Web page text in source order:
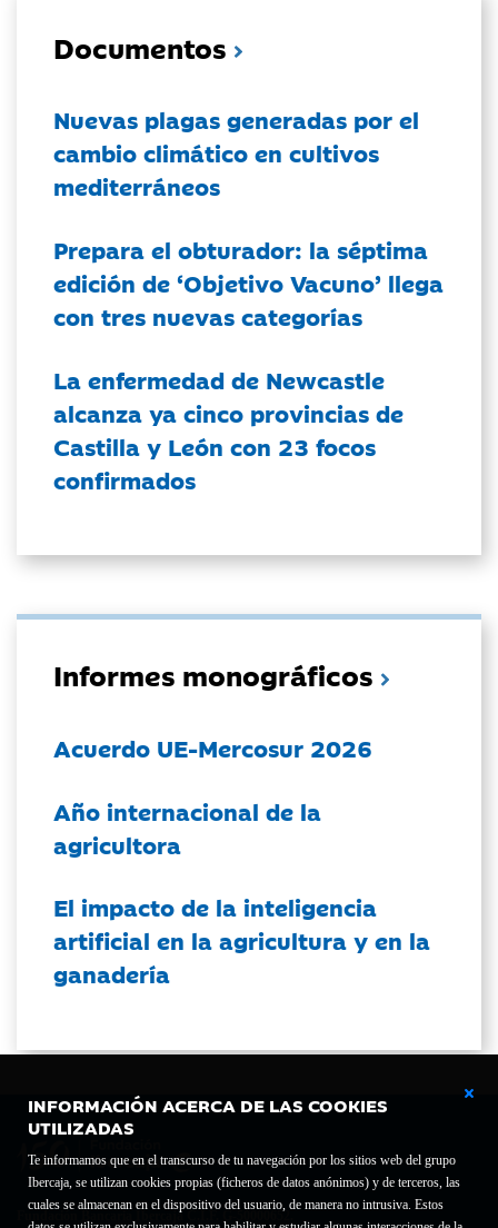
INFORMACIÓN ACERCA DE LAS COOKIES
UTILIZADAS
Te informamos que en el transcurso de tu navegación por los sitios web del grupo
Ibercaja, se utilizan cookies propias (ficheros de datos anónimos) y de terceros, las
cuales se almacenan en el dispositivo del usuario, de manera no intrusiva. Estos
Documentos
Nuevas plagas generadas por el
cambio climático en cultivos
mediterráneos
Prepara el obturador: la séptima
edición de ‘Objetivo Vacuno’ llega
con tres nuevas categorías
La enfermedad de Newcastle
alcanza ya cinco provincias de
Castilla y León con 23 focos
confirmados
Informes monográficos
Acuerdo UE-Mercosur 2026
Año internacional de la
agricultora
El impacto de la inteligencia
artificial en la agricultura y en la
ganadería
Fundación Bancaria Ibercaja C.I.F. G-50000652.